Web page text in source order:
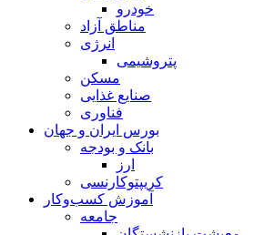
خودرو
مناطق آزاد
انرژی
پتروشیمی
مسکن
صنایع غذایی
فناوری
بورس ایران و جهان
بانک و بودجه
ارز
کریپتوکارنسی
آموزش کسب‌وکار
جامعه